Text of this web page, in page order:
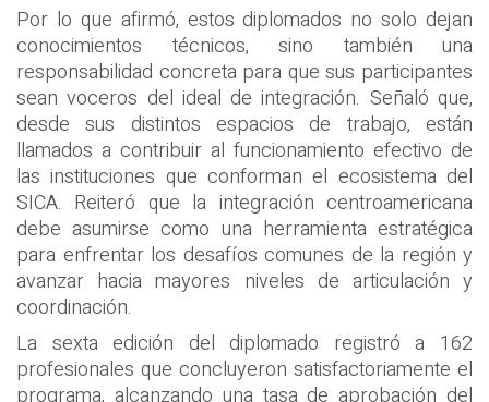
Por lo que afirmó, estos diplomados no solo dejan
conocimientos técnicos, sino también una
responsabilidad concreta para que sus participantes
sean voceros del ideal de integración. Señaló que,
desde sus distintos espacios de trabajo, están
llamados a contribuir al funcionamiento efectivo de
las instituciones que conforman el ecosistema del
SICA. Reiteró que la integración centroamericana
debe asumirse como una herramienta estratégica
para enfrentar los desafíos comunes de la región y
avanzar hacia mayores niveles de articulación y
coordinación.
La sexta edición del diplomado registró a 162
profesionales que concluyeron satisfactoriamente el
programa, alcanzando una tasa de aprobación del